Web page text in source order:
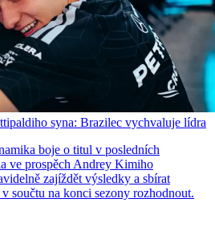
syna: Brazilec vychvaluje lídra
boje o titul v posledních
ve prospěch Andrey Kimiho
zajíždět výsledky a sbírat
součtu na konci sezony rozhodnout.